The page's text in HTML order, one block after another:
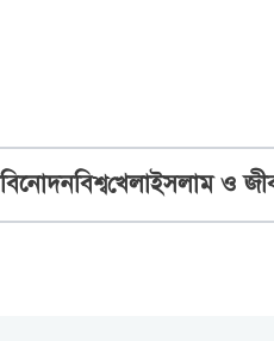
বিনোদনবিশ্বখেলাইসলাম ও